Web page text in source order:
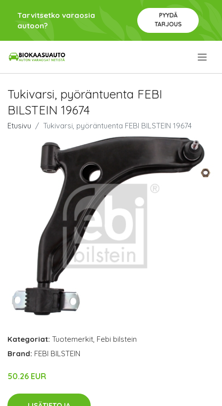
Tarvitsetko varaosia
autoon?
PYYDÄ
TARJOUS
Tukivarsi, pyöräntuenta FEBI
BILSTEIN 19674
Etusivu Tukivarsi, pyöräntuenta FEBI BILSTEIN 19674
Kategoriat: Tuotemerkit Febi bilstein
Brand: FEBI BILSTEIN
50.26 EUR